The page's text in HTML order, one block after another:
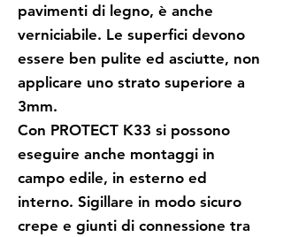
pavimenti di legno, è anche
verniciabile. Le superfici devono
essere ben pulite ed asciutte, non
applicare uno strato superiore a
3mm.
Con PROTECT K33 si possono
eseguire anche montaggi in
campo edile, in esterno ed
interno. Sigillare in modo sicuro
crepe e giunti di connessione tra